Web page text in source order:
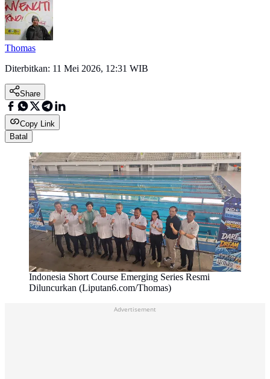
Thomas
Diterbitkan: 11 Mei 2026, 12:31 WIB
Share
Copy Link
Batal
Indonesia Short Course Emerging Series Resmi
Diluncurkan (Liputan6.com/Thomas)
Advertisement